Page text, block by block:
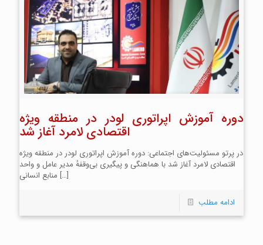
دوره آموزش اپراتوری لودر در منطقه ویژه
اقتصادی لامرد آغاز شد
در پرتو مسئولیت‌های اجتماعی: دوره آموزش اپراتوری لودر در منطقه ویژه
اقتصادی لامرد آغاز شد با هماهنگی و پیگیری بی‌وقفهٔ مدیر عامل و واحد
منابع انسانی […]
ادامه مطلب